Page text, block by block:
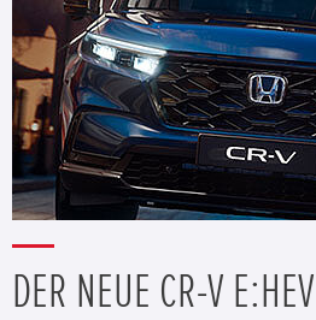
DER NEUE CR-V